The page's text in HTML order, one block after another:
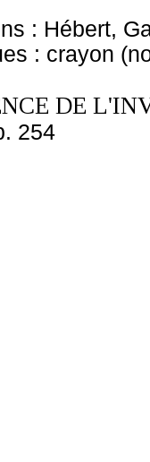
: Hébert,
: crayon
DE
254